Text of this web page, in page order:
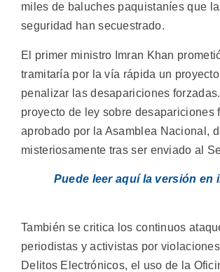
miles de baluches paquistaníes que
seguridad han secuestrado.
El primer ministro Imran Khan
tramitaría por la vía rápida un
penalizar las desapariciones
proyecto de ley sobre desapariciones
aprobado por la Asamblea Nacional,
misteriosamente tras ser enviado al
Puede leer aquí la versión en
También se critica los continuos
periodistas y activistas por
Delitos Electrónicos, el uso de la